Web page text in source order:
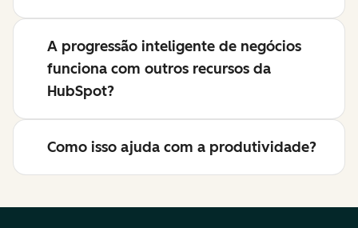
A progressão inteligente de negócios
funciona com outros recursos da
HubSpot?
Como isso ajuda com a produtividade?